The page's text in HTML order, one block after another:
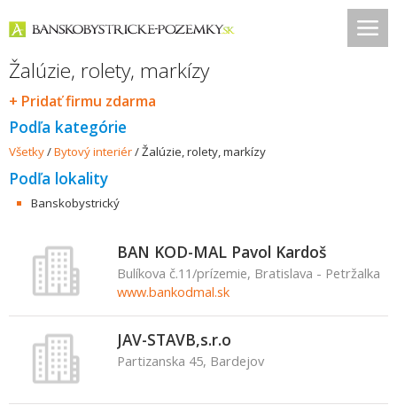
Žalúzie, rolety, markízy
+ Pridať firmu zdarma
Podľa kategórie
Všetky/Bytový interiér/Žalúzie, rolety, markízy
Podľa lokality
Banskobystrický
BAN KOD-MAL Pavol Kardoš
Bulíkova č.11/prízemie, Bratislava - Petržalka
www.bankodmal.sk
JAV-STAVB,s.r.o
Partizanska 45, Bardejov